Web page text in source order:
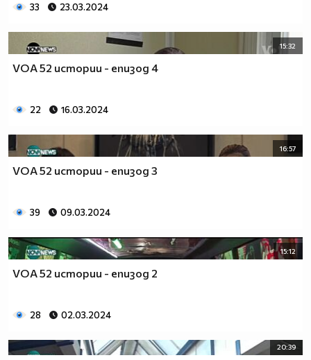
33 23.03.2024
15:32
VOA 52 истории - епизод 4
22 16.03.2024
16:57
VOA 52 истории - епизод 3
39 09.03.2024
15:12
VOA 52 истории - епизод 2
28 02.03.2024
20:39